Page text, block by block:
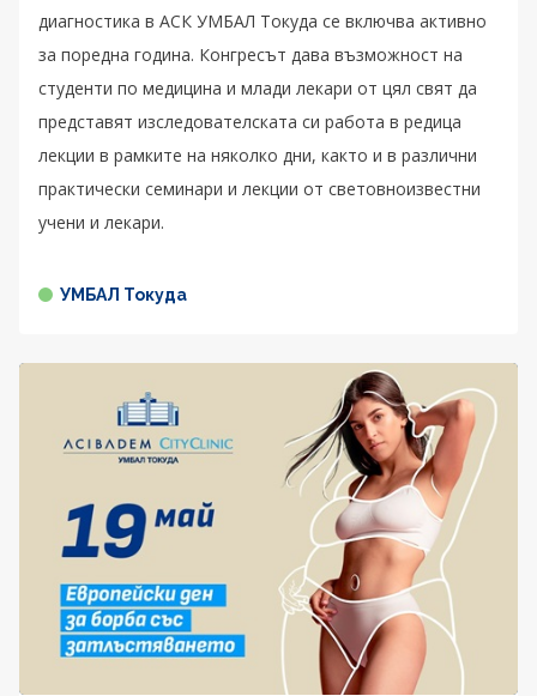
диагностика в АСК УМБАЛ Токуда се включва активно
за поредна година. Конгресът дава възможност на
студенти по медицина и млади лекари от цял свят да
представят изследователската си работа в редица
лекции в рамките на няколко дни, както и в различни
практически семинари и лекции от световноизвестни
учени и лекари.
УМБАЛ Токуда